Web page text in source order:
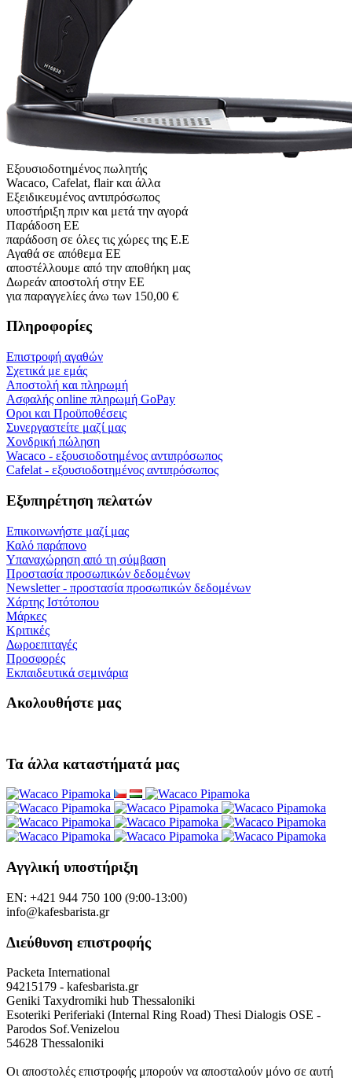
Εξουσιοδοτημένος πωλητής
Wacaco, Cafelat, flair και άλλα
Εξειδικευμένος αντιπρόσωπος
υποστήριξη πριν και μετά την αγορά
Παράδοση ΕΕ
παράδοση σε όλες τις χώρες της Ε.Ε
Αγαθά σε απόθεμα ΕΕ
αποστέλλουμε από την αποθήκη μας
Δωρεάν αποστολή στην ΕΕ
για παραγγελίες άνω των 150,00 €
Πληροφορίες
Επιστροφή αγαθών
Σχετικά με εμάς
Αποστολή και πληρωμή
Ασφαλής online πληρωμή GoPay
Οροι και Προϋποθέσεις
Συνεργαστείτε μαζί μας
Χονδρική πώληση
Wacaco - εξουσιοδοτημένος αντιπρόσωπος
Cafelat - εξουσιοδοτημένος αντιπρόσωπος
Εξυπηρέτηση πελατών
Επικοινωνήστε μαζί μας
Καλό παράπονο
Υπαναχώρηση από τη σύμβαση
Προστασία προσωπικών δεδομένων
Newsletter - προστασία προσωπικών δεδομένων
Χάρτης Ιστότοπου
Μάρκες
Κριτικές
Δωροεπιταγές
Προσφορές
Εκπαιδευτικά σεμινάρια
Ακολουθήστε μας
Τα άλλα καταστήματά μας
Αγγλική υποστήριξη
EN: +421 944 750 100 (9:00-13:00)
info@kafesbarista.gr
Διεύθυνση επιστροφής
Packeta International
94215179 - kafesbarista.gr
Geniki Taxydromiki hub Thessaloniki
Esoteriki Periferiaki (Internal Ring Road) Thesi Dialogis OSE -
Parodos Sof.Venizelou
54628 Thessaloniki
Οι αποστολές επιστροφής μπορούν να αποσταλούν μόνο σε αυτή